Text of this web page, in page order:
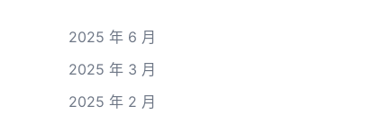
2025 年 6 月
2025 年 3 月
2025 年 2 月